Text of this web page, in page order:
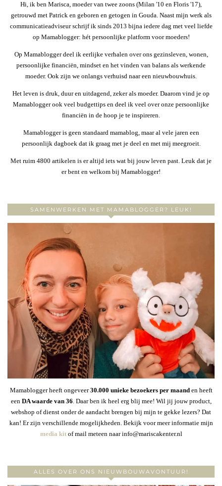
Hi, ik ben Marisca, moeder van twee zoons (Milan '10 en Floris '17),
getrouwd met Patrick en geboren en getogen in Gouda. Naast mijn werk als
communicatieadviseur schrijf ik sinds 2013 bijna iedere dag met veel liefde
op Mamablogger: hét persoonlijke platform voor moeders!
Op Mamablogger deel ik eerlijke verhalen over ons gezinsleven, wonen,
persoonlijke financiën, mindset en het vinden van balans als werkende
moeder. Ook zijn we onlangs verhuisd naar een nieuwbouwhuis.
Het leven is druk, duur en uitdagend, zeker als moeder. Daarom vind je op
Mamablogger ook veel budgettips en deel ik veel over onze persoonlijke
financiën in de hoop je te inspireren.
Mamablogger is geen standaard mamablog, maar al vele jaren een
persoonlijk dagboek dat ik graag met je deel en met mij meegroeit.
Met ruim 4800 artikelen is er altijd iets wat bij jouw leven past. Leuk dat je
er bent en welkom bij Mamablogger!
SAMENWERKEN MET MAMABLOGGER? LEUK!
Mamablogger heeft ongeveer30.000 unieke bezoekers per maanden heeft
een DA waarde van 36 . Daar ben ik heel erg blij mee! Wil jij jouw product,
webshop of dienst onder de aandacht brengen bij mijn te gekke lezers? Dat
kan! Er zijn verschillende mogelijkheden. Bekijk voor meer informatie mijn
media kitof mail meteen naar info@mariscakenter.nl
ALLES OVER ONS NIEUWBOUWAVONTUUR!